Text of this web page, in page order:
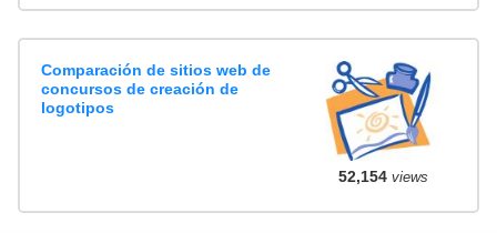
Comparación de sitios web de
concursos de creación de
logotipos
52,154views